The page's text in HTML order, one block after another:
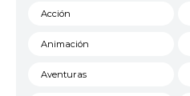
Acción
Animación
Aventuras